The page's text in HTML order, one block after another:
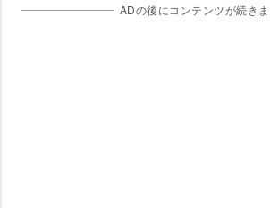
ADの後にコンテンツが続き